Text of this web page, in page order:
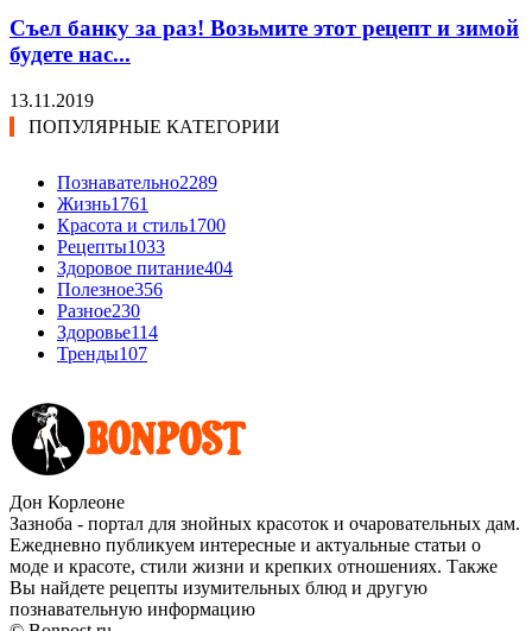
Съел банку за раз! Возьмите этот рецепт и зимой
будете нас...
13.11.2019
ПОПУЛЯРНЫЕ КАТЕГОРИИ
Познавательно2289
Жизнь1761
Красота и стиль1700
Рецепты1033
Здоровое питание404
Полезное356
Разное230
Здоровье114
Тренды107
Дон Корлеоне
Зазноба - портал для знойных красоток и очаровательных дам.
Ежедневно публикуем интересные и актуальные статьи о
моде и красоте, стили жизни и крепких отношениях. Также
Вы найдете рецепты изумительных блюд и другую
познавательную информацию